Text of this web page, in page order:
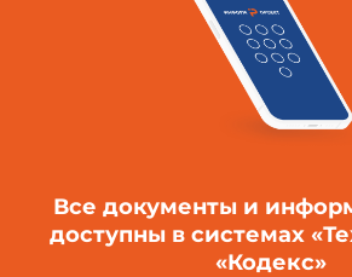
Все документы и
доступны в системах
«Кодекс»